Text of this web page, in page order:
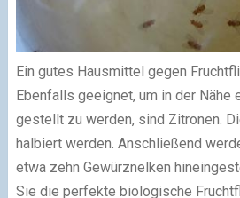
Ein gutes Hausmittel gegen
Ebenfalls geeignet, um in der Nähe
gestellt zu werden, sind Zitronen.
halbiert werden. Anschließend
etwa zehn Gewürznelken
Sie die perfekte biologische